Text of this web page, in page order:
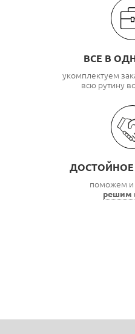
ВСЕ В
укомплектуем
всю рутину
поможем
решим